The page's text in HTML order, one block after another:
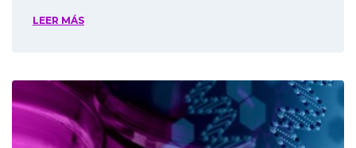
LEER MÁS